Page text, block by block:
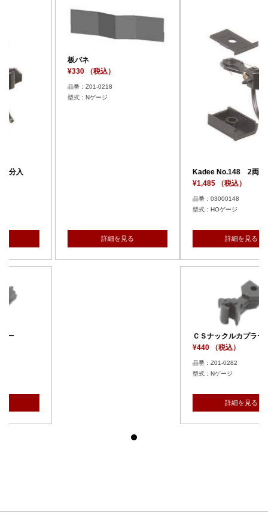
詳細を見る
板バネ
¥330 （税込）
品番：Z01-0218
型式：Nゲージ
詳細を